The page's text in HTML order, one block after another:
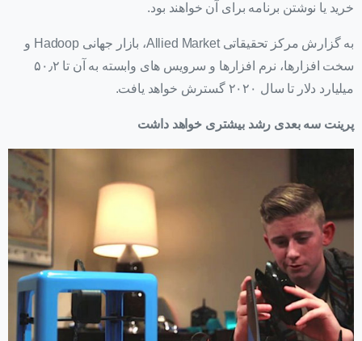
خرید یا نوشتن برنامه برای آن خواهند بود.
به گزارش مرکز تحقیقاتی Allied Market، بازار جهانی Hadoop و
سخت افزارها، نرم افزارها و سرویس های وابسته به آن تا ۵۰٫۲
میلیارد دلار تا سال ۲۰۲۰ گسترش خواهد یافت.
پرینت سه بعدی رشد بیشتری خواهد داشت